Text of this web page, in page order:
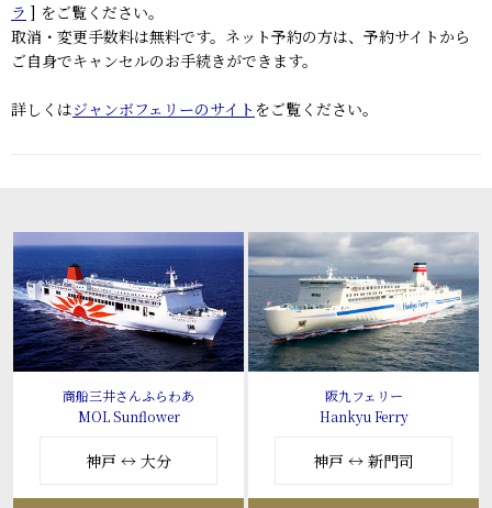
ラ ] をご覧ください。
取消・変更手数料は無料です。ネット予約の方は、予約サイトから
ご自身でキャンセルのお手続きができます。
詳しくはジャンボフェリーのサイト をご覧ください。
商船三井さんふらわあ
MOL Sunflower
神戸 ↔ 大分
阪九フェリー
Hankyu Ferry
神戸 ↔ 新門司